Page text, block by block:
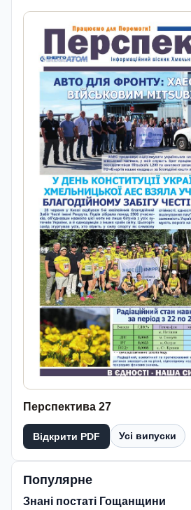
Перспектива 27
Відкрити PDF Усі випуски
Популярне
Знані постаті Гощанщини